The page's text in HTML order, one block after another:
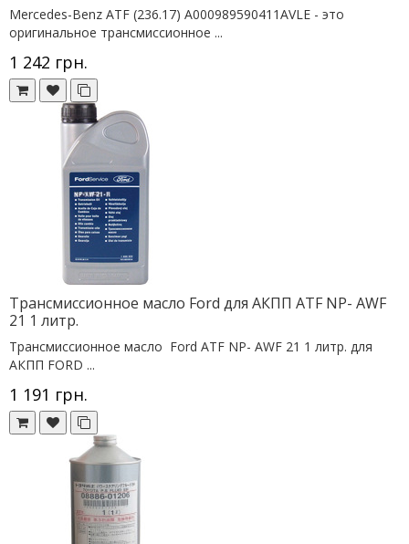
Mercedes-Benz ATF (236.17) A000989590411AVLE - это
оригинальное трансмиссионное ...
1 242 грн.
Трансмиссионное масло Ford для АКПП ATF NP- AWF
21 1 литр.
Трансмиссионное масло Ford ATF NP- AWF 21 1 литр. для
АКПП FORD ...
1 191 грн.